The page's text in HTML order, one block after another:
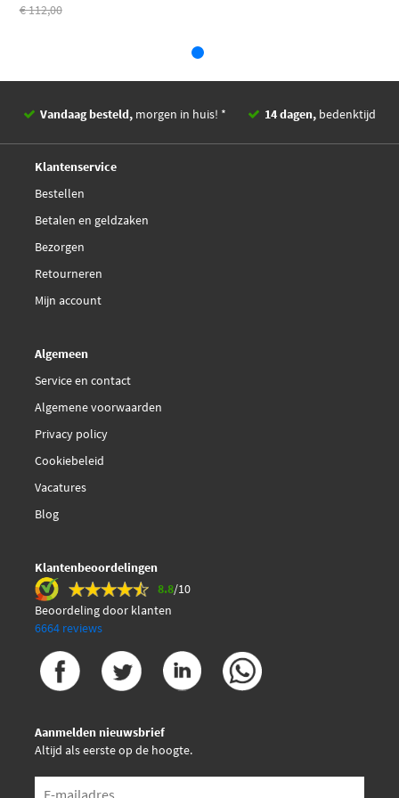
€ 112,00
Vandaag besteld, morgen in huis! * 14 dagen, bedenktijd
Klantenservice
Bestellen
Betalen en geldzaken
Bezorgen
Retourneren
Mijn account
Algemeen
Service en contact
Algemene voorwaarden
Privacy policy
Cookiebeleid
Vacatures
Blog
Klantenbeoordelingen
8.8/10
Beoordeling door klanten
6664 reviews
Aanmelden nieuwsbrief
Altijd als eerste op de hoogte.